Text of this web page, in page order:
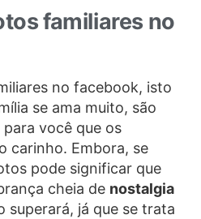
familiares no
no facebook, isto
se ama muito, são
você que os
carinho. Embora, se
pode significar que
cheia de nostalgia
superará, já que se trata